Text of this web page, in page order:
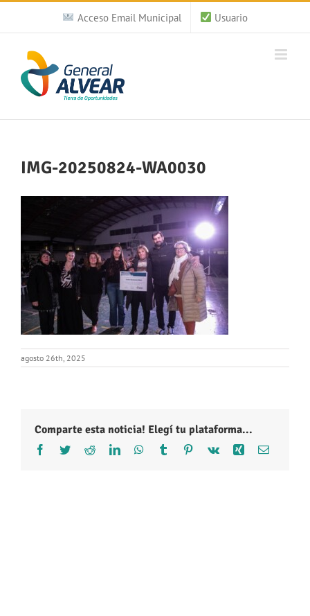
Saltar
contenido
Acceso Email Municipal Usuario
IMG-20250824-WA0030
agosto 26th, 2025
Comparte esta noticia! Elegí tu plataforma...
Facebook
TwitterRedditLinkedInWhatsApp
Tumblr Pinterest
Vk Xing Correo